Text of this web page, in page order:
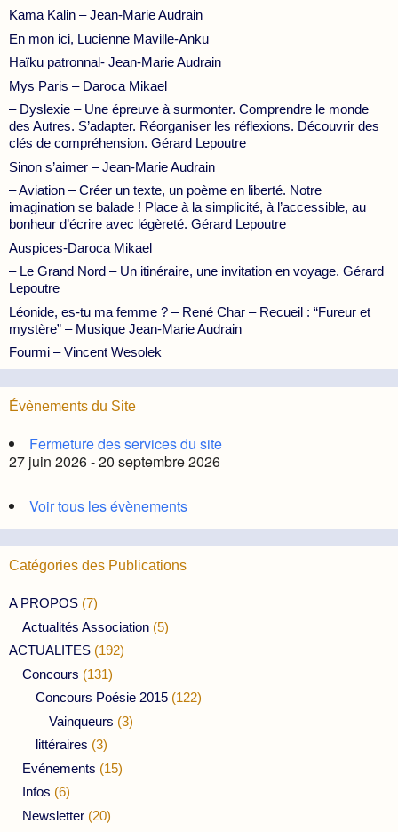
Kama Kalin – Jean-Marie Audrain
En mon ici, Lucienne Maville-Anku
Haïku patronnal- Jean-Marie Audrain
Mys Paris – Daroca Mikael
– Dyslexie – Une épreuve à surmonter. Comprendre le monde
des Autres. S’adapter. Réorganiser les réflexions. Découvrir des
clés de compréhension. Gérard Lepoutre
Sinon s’aimer – Jean-Marie Audrain
– Aviation – Créer un texte, un poème en liberté. Notre
imagination se balade ! Place à la simplicité, à l’accessible, au
bonheur d’écrire avec légèreté. Gérard Lepoutre
Auspices-Daroca Mikael
– Le Grand Nord – Un itinéraire, une invitation en voyage. Gérard
Lepoutre
Léonide, es-tu ma femme ? – René Char – Recueil : “Fureur et
mystère” – Musique Jean-Marie Audrain
Fourmi – Vincent Wesolek
Évènements du Site
Fermeture des services du site
27 juin 2026 - 20 septembre 2026
Voir tous les évènements
Catégories des Publications
A PROPOS (7)
Actualités Association (5)
ACTUALITES (192)
Concours (131)
Concours Poésie 2015 (122)
Vainqueurs (3)
littéraires (3)
Evénements (15)
Infos (6)
Newsletter (20)